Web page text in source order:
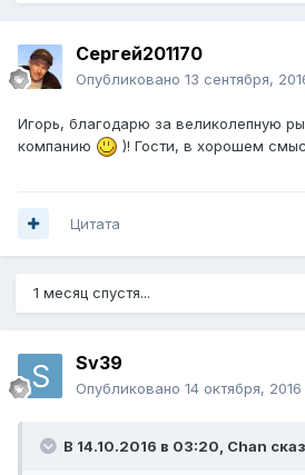
Сергей201170
Опубликовано 13 сентября,
Игорь, благодарю за великолепную
компанию
)! Гости, в хорошем
Цитата
1 месяц спустя...
Sv39
Опубликовано 14 октября, 2016
В 14.10.2016 в 03:20, Chan